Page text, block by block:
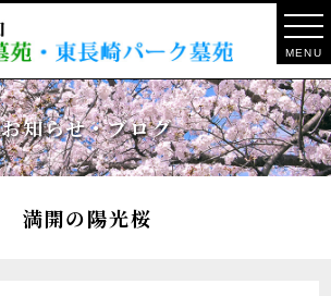
MENU
お知らせ・ブログ
満開の陽光桜